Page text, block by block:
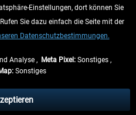
Lieferzeiten für andere Länder
Einstellungen, dort können Sie
Sie dazu einfach die Seite mit der
Datenschutzbestimmungen.
Analyse , Meta Pixel:Sonstiges ,
Sonstiges